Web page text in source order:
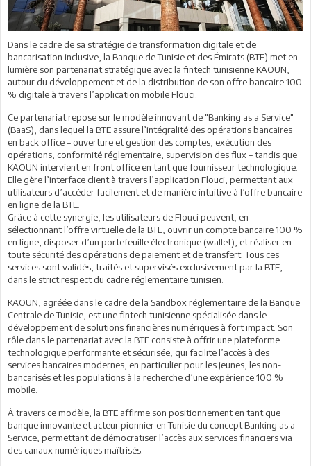
Dans le cadre de sa stratégie de transformation digitale et de
bancarisation inclusive, la Banque de Tunisie et des Émirats (BTE) met en
lumière son partenariat stratégique avec la fintech tunisienne KAOUN,
autour du développement et de la distribution de son offre bancaire 100
% digitale à travers l’application mobile Flouci.
Ce partenariat repose sur le modèle innovant de "Banking as a Service"
(BaaS), dans lequel la BTE assure l’intégralité des opérations bancaires
en back office – ouverture et gestion des comptes, exécution des
opérations, conformité réglementaire, supervision des flux – tandis que
KAOUN intervient en front office en tant que fournisseur technologique.
Elle gère l’interface client à travers l’application Flouci, permettant aux
utilisateurs d’accéder facilement et de manière intuitive à l’offre bancaire
en ligne de la BTE.
Grâce à cette synergie, les utilisateurs de Flouci peuvent, en
sélectionnant l’offre virtuelle de la BTE, ouvrir un compte bancaire 100 %
en ligne, disposer d’un portefeuille électronique (wallet), et réaliser en
toute sécurité des opérations de paiement et de transfert. Tous ces
services sont validés, traités et supervisés exclusivement par la BTE,
dans le strict respect du cadre réglementaire tunisien.
KAOUN, agréée dans le cadre de la Sandbox réglementaire de la Banque
Centrale de Tunisie, est une fintech tunisienne spécialisée dans le
développement de solutions financières numériques à fort impact. Son
rôle dans le partenariat avec la BTE consiste à offrir une plateforme
technologique performante et sécurisée, qui facilite l’accès à des
services bancaires modernes, en particulier pour les jeunes, les non-
bancarisés et les populations à la recherche d’une expérience 100 %
mobile.
À travers ce modèle, la BTE affirme son positionnement en tant que
banque innovante et acteur pionnier en Tunisie du concept Banking as a
Service, permettant de démocratiser l’accès aux services financiers via
des canaux numériques maîtrisés.